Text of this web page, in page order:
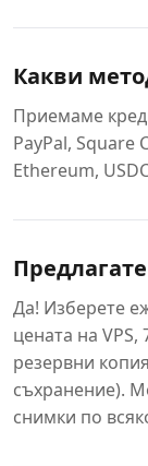
Какви
Приемаме
PayPal, Square
Ethereum,
Да! Изберете
цената на
резервни
съхранение).
снимки по